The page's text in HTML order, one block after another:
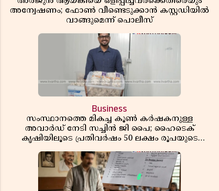
അന്വേഷണം; ഫോൺ വീണ്ടെടുക്കാൻ കസ്റ്റഡിയിൽ
വാങ്ങുമെന്ന് പൊലീസ്
Business
സംസ്ഥാനത്തെ മികച്ച കൂൺ കർഷകനുള്ള
അവാർഡ് നേടി സച്ചിൻ ജി പൈ; ഹൈടെക്
കൃഷിയിലൂടെ പ്രതിവർഷം 50 ലക്ഷം രൂപയുടെ